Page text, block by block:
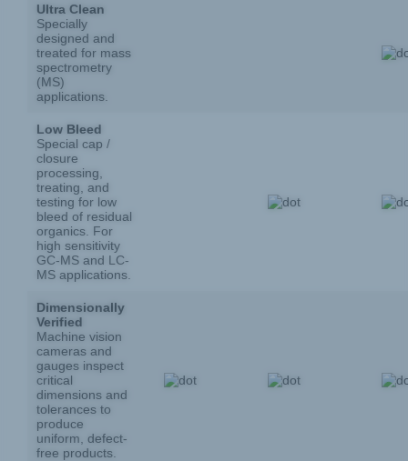
Ultra Clean
Specially
designed and
treated for mass
spectrometry
(MS)
applications.
Low Bleed
Special cap /
closure
processing,
treating, and
testing for low
bleed of residual
organics. For
high sensitivity
GC-MS and LC-
MS applications.
Dimensionally
Verified
Machine vision
cameras and
gauges inspect
critical
dimensions and
tolerances to
produce
uniform, defect-
free products.